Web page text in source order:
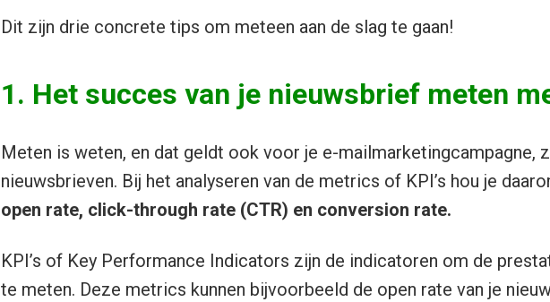
Dit zijn drie concrete tips om meteen aan de slag te gaan!
1. Het succes van je nieuwsbrief meten
Meten is weten, en dat geldt ook voor je e-mailmarketingcampagne,
nieuwsbrieven. Bij het analyseren van de metrics of KPI’s hou je
open rate, click-through rate (CTR) en conversion rate.
KPI’s of Key Performance Indicators zijn de indicatoren om de
te meten. Deze metrics kunnen bijvoorbeeld de open rate van je